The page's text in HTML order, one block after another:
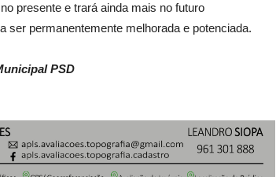
presente e trará ainda mais no futuro
ser permanentemente melhorada e potenciada.
PSD